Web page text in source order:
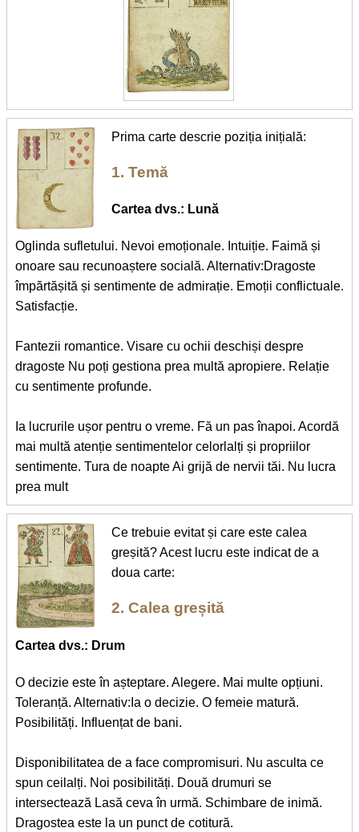
Prima carte descrie poziția inițială:
1. Temă
Cartea dvs.: Lună
Oglinda sufletului. Nevoi emoționale. Intuiție. Faimă și
onoare sau recunoaștere socială. Alternativ:Dragoste
împărtășită și sentimente de admirație. Emoții conflictuale.
Satisfacție.
Fantezii romantice. Visare cu ochii deschiși despre
dragoste Nu poți gestiona prea multă apropiere. Relație
cu sentimente profunde.
Ia lucrurile ușor pentru o vreme. Fă un pas înapoi. Acordă
mai multă atenție sentimentelor celorlalți și propriilor
sentimente. Tura de noapte Ai grijă de nervii tăi. Nu lucra
prea mult
Ce trebuie evitat și care este calea
greșită? Acest lucru este indicat de a
doua carte:
2. Calea greșită
Cartea dvs.: Drum
O decizie este în așteptare. Alegere. Mai multe opțiuni.
Toleranță. Alternativ:Ia o decizie. O femeie matură.
Posibilități. Influențat de bani.
Disponibilitatea de a face compromisuri. Nu asculta ce
spun ceilalți. Noi posibilități. Două drumuri se
intersectează Lasă ceva în urmă. Schimbare de inimă.
Dragostea este la un punct de cotitură.